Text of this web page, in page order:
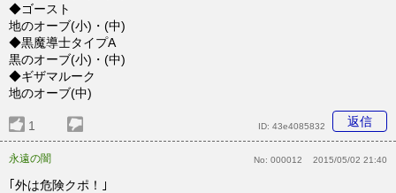
◆ゴースト
地のオーブ(小)・(中)
◆黒魔導士タイプA
黒のオーブ(小)・(中)
◆ギザマルーク
地のオーブ(中)
1 返信
ID: 43e4085832
永遠の闇 No: 000012 2015/05/02 21:40
｢外は危険クポ！｣